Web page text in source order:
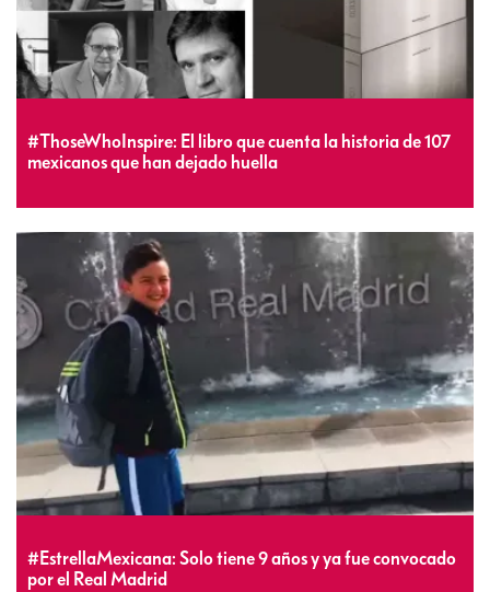
#ThoseWhoInspire: El libro que cuenta la historia de 107
mexicanos que han dejado huella
#EstrellaMexicana: Solo tiene 9 años y ya fue convocado
por el Real Madrid